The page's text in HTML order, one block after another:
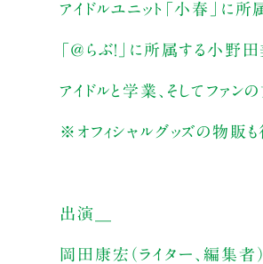
アイドルユニット「小春」に
「＠らぶ！」に所属する小野
アイドルと学業、そしてファン
※オフィシャルグッズの物販も
出演＿
岡田康宏（ライター、編集者）